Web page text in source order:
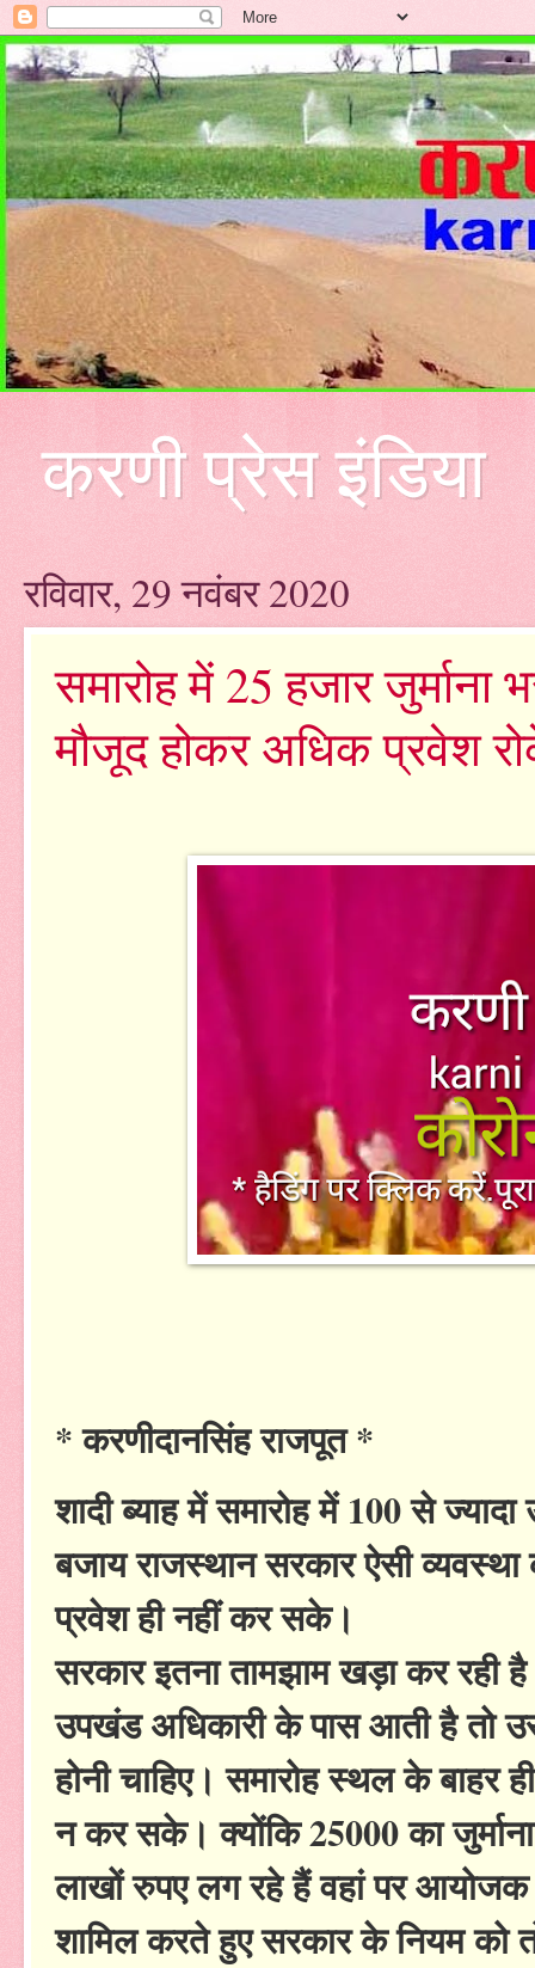
करणी प्रेस इंडिया
रविवार, 29 नवंबर 2020
समारोह में 25 हजार
मौजूद होकर अधिक प्रवेश
* करणीदानसिंह राजपूत *
शादी ब्याह में समारोह में 100 से
बजाय राजस्थान सरकार ऐसी
प्रवेश ही नहीं कर सके।
सरकार इतना तामझाम खड़ा कर रही
उपखंड अधिकारी के पास आती है तो
होनी चाहिए। समारोह स्थल के बाहर
न कर सके। क्योंकि 25000 का
लाखों रुपए लग रहे हैं वहां पर आयोजक
शामिल करते हुए सरकार के नियम को